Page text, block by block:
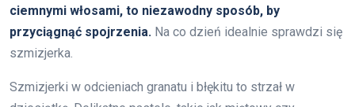
ciemnymi włosami, to niezawodny sposób, by
przyciągnąć spojrzenia. Na co dzień idealnie sprawdzi się
szmizjerka.
Szmizjerki w odcieniach granatu i błękitu to strzał w